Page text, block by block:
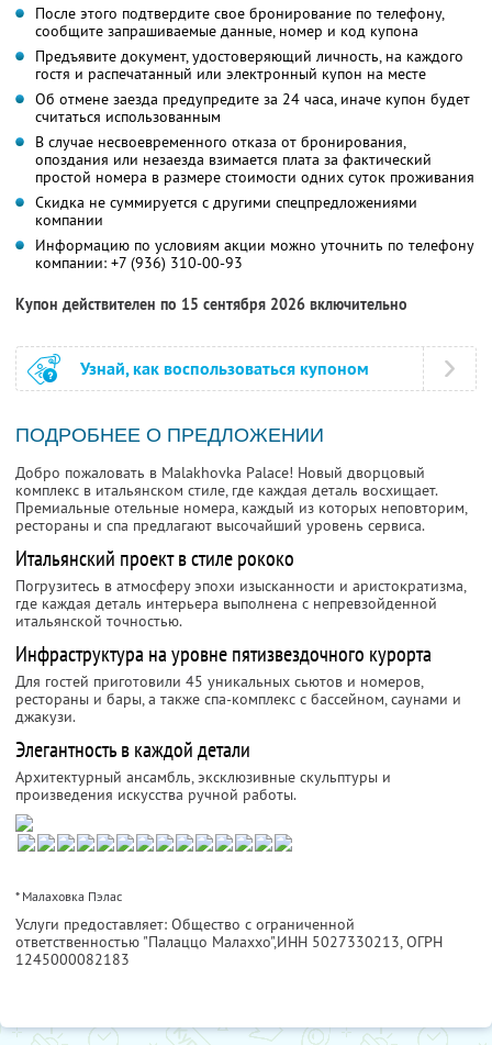
После этого подтвердите свое бронирование по телефону,
сообщите запрашиваемые данные, номер и код купона
Предъявите документ, удостоверяющий личность, на каждого
гостя и распечатанный или электронный купон на месте
Об отмене заезда предупредите за 24 часа, иначе купон будет
считаться использованным
В случае несвоевременного отказа от бронирования,
опоздания или незаезда взимается плата за фактический
простой номера в размере стоимости одних суток проживания
Скидка не суммируется с другими спецпредложениями
компании
Информацию по условиям акции можно уточнить по телефону
компании: +7 (936) 310-00-93
Купон действителен по 15 сентября 2026 включительно
Узнай, как воспользоваться купоном
ПОДРОБНЕЕ О ПРЕДЛОЖЕНИИ
Добро пожаловать в Malakhovka Palace! Новый дворцовый
комплекс в итальянском стиле, где каждая деталь восхищает.
Премиальные отельные номера, каждый из которых неповторим,
рестораны и спа предлагают высочайший уровень сервиса.
Итальянский проект в стиле рококо
Погрузитесь в атмосферу эпохи изысканности и аристократизма,
где каждая деталь интерьера выполнена с непревзойденной
итальянской точностью.
Инфраструктура на уровне пятизвездочного курорта
Для гостей приготовили 45 уникальных сьютов и номеров,
рестораны и бары, а также спа-комплекс с бассейном, саунами и
джакузи.
Элегантность в каждой детали
Архитектурный ансамбль, эксклюзивные скульптуры и
произведения искусства ручной работы.
* Малаховка Пэлас
Услуги предоставляет: Общество с ограниченной
ответственностью "Палаццо Малаххо",ИНН 5027330213, ОГРН
1245000082183